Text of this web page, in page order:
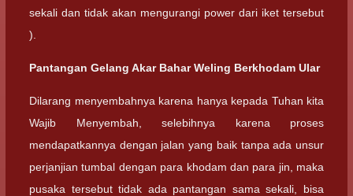
sekali dan tidak akan mengurangi power dari iket tersebut
).
Pantangan Gelang Akar Bahar Weling Berkhodam Ular
Dilarang menyembahnya karena hanya kepada Tuhan kita
Wajib Menyembah, selebihnya karena proses
mendapatkannya dengan jalan yang baik tanpa ada unsur
perjanjian tumbal dengan para khodam dan para jin, maka
pusaka tersebut tidak ada pantangan sama sekali, bisa